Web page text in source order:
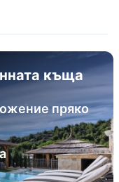
къща
пряко